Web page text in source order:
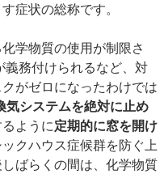
症状の総称です。
学物質の使用が制限さ
務付けられるなど、対
がゼロになったわけでは
気システムを絶対に止め
ように定期的に窓を開け
クハウス症候群を防ぐ上
ばらくの間は、化学物質